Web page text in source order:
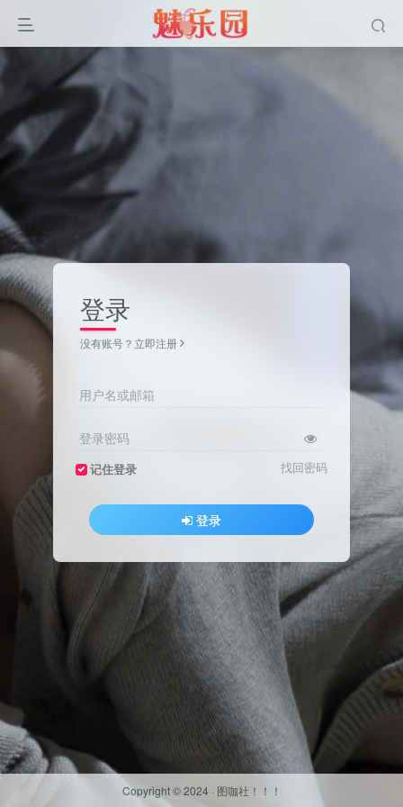
登录
没有账号？立即注册
用户名或邮箱
登录密码
记住登录 找回密码
登录
Copyright © 2024 · 图咖社！！！